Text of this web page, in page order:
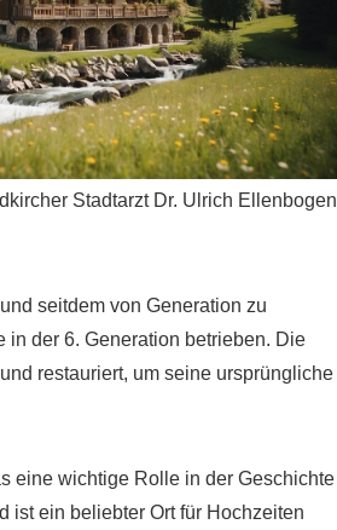
Stadtarzt Dr. Ulrich Ellenbogen
seitdem von Generation zu
in der 6. Generation betrieben. Die
restauriert, um seine ursprüngliche
eine wichtige Rolle in der Geschichte
ist ein beliebter Ort für Hochzeiten